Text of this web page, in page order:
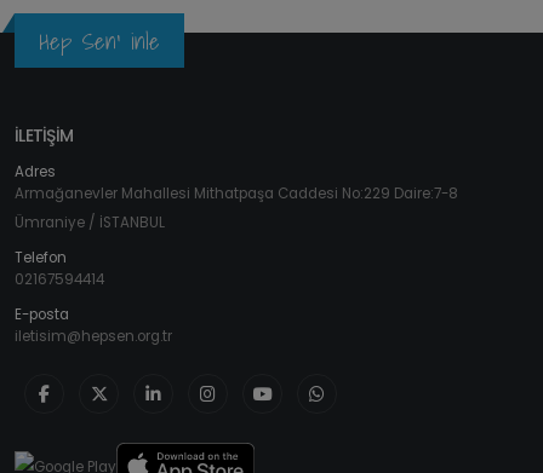
Hep Sen' inle
İLETİŞİM
Adres
Armağanevler Mahallesi Mithatpaşa Caddesi No:229 Daire:7-8
Ümraniye / İSTANBUL
Telefon
02167594414
E-posta
iletisim@hepsen.org.tr